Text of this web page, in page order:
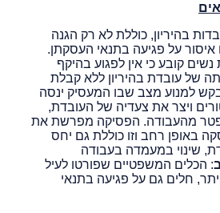
בהיריון, כוללת לא רק הגנה
איסור על פגיעה בתנאי העסקתן.
נשים קובע כי אין לפגוע בהיקף
של עובדת בהיריון ללא קבלת
למנוע מצב שבו המעסיק ינסה
ויצר את צעדיה של העובדת,
מהעבודה. הפסיקה מפרשת את
באופן רחב וזו כוללת גם יחס
שינוי במעמדה בעבודה
: הכלים המשפטיים שפורטו לעיל
חלים גם על פגיעה בתנאי